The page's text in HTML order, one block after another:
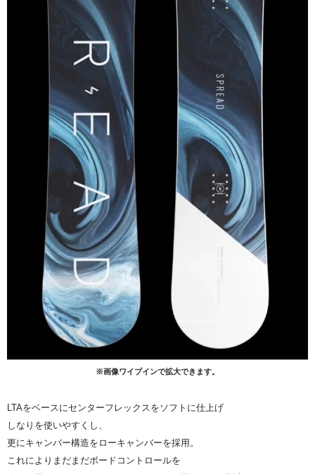
※画像ワイプインで拡大できます。
LTAをベースにセンターフレックスをソフトに仕上げ
しなりを使いやすくし、
更にキャンバー構造をローキャンバーを採用。
これによりまだまだボードコントロールを